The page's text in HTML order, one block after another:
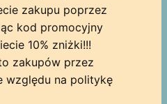
zakupu poprzez
kod promocyjny
10% zniżki!!!
zakupów przez
względu na politykę